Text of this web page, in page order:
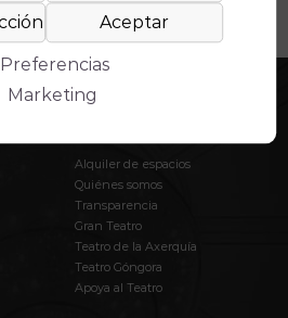
EL IMAE
Alquiler de espacios
Quiénes somos
Transparencia
Gran Teatro
Teatro de la Axerquía
Teatro Góngora
Apoya al Teatro
Preferencias
Marketing